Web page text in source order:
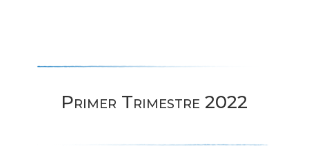
Primer Trimestre 2022